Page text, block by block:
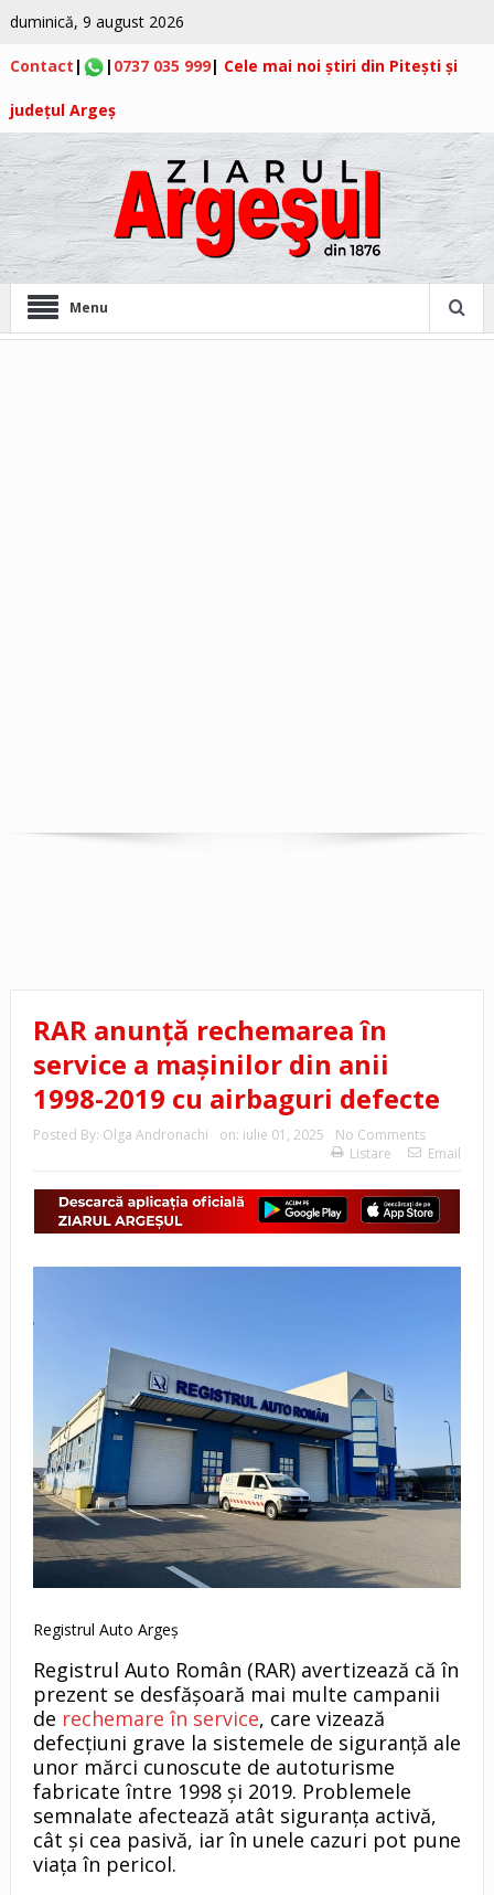
duminică, 9 august 2026
Contact | | 0737 035 999| Cele mai noi știri din Pitești și
județul Argeș
Menu
RAR anunță rechemarea în
service a mașinilor din anii
1998-2019 cu airbaguri defecte
Posted By: Olga Andronachi on: iulie 01, 2025
No Comments
Listare
Email
Registrul Auto Argeș
Registrul Auto Român (RAR) avertizează că în
prezent se desfășoară mai multe campanii
de rechemare în service, care vizează
defecțiuni grave la sistemele de siguranță ale
unor mărci cunoscute de autoturisme
fabricate între 1998 și 2019. Problemele
semnalate afectează atât siguranța activă,
cât și cea pasivă, iar în unele cazuri pot pune
viața în pericol.